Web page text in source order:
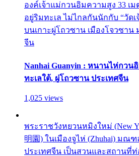
องค์เจ้าแม่กวนอิมความสูง 33 เ
อยู่ริมทะเล ไม่ไกลกันนักกับ “วัด
บนเกาะผู่โถวซาน เมืองโจวซาน
จีน
Nanhai Guanyin : หนานไห่กวน
ทะเลใต้, ผู่โถวซาน ประเทศจีน
1,025 views
พระราชวังหยวนหมิงใหม่ (New
明園) ในเมืองจูไห่ (Zhuhai) มณฑ
ประเทศจีน เป็นสวนและสถานที่ท่